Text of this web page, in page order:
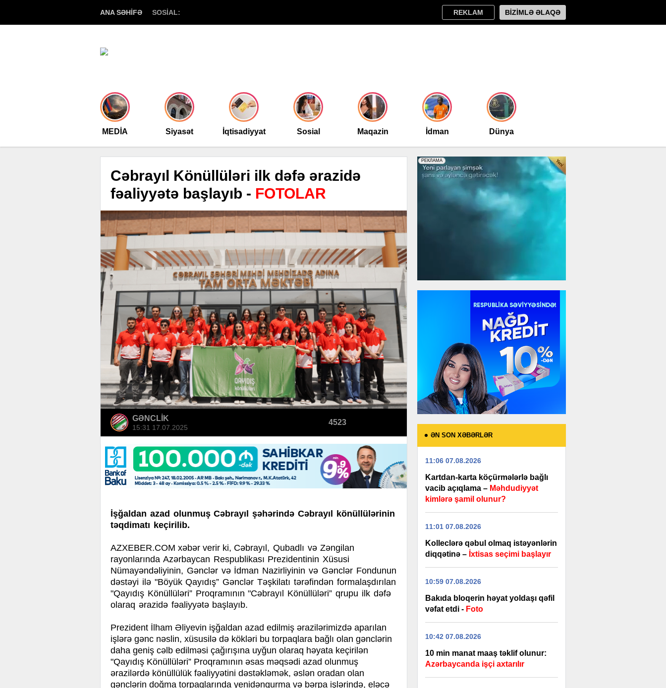
ANA SƏHİFƏ SOSİAL: REKLAM BİZİMLƏ ƏLAQƏ
MEDİA Siyasət İqtisadiyyat Sosial Maqazin İdman Dünya
Cəbrayıl Könüllüləri ilk dəfə ərazidə
fəaliyyətə başlayıb - FOTOLAR
GƏNCLİK
15:31 17.07.2025
4523
İşğaldan azad olunmuş Cəbrayıl şəhərində Cəbrayıl könüllülərinin
təqdimatı keçirilib.
AZXEBER.COM xəbər verir ki, Cəbrayıl, Qubadlı və Zəngilan
rayonlarında Azərbaycan Respublikası Prezidentinin Xüsusi
Nümayəndəliyinin, Gənclər və İdman Nazirliyinin və Gənclər Fondunun
dəstəyi ilə "Böyük Qayıdış” Gənclər Təşkilatı tərəfindən formalaşdırılan
"Qayıdış Könüllüləri” Proqramının "Cəbrayıl Könüllüləri” qrupu ilk dəfə
olaraq ərazidə fəaliyyətə başlayıb.
Prezident İlham Əliyevin işğaldan azad edilmiş ərazilərimizdə aparılan
işlərə gənc nəslin, xüsusilə də kökləri bu torpaqlara bağlı olan gənclərin
daha geniş cəlb edilməsi çağırışına uyğun olaraq həyata keçirilən
"Qayıdış Könüllüləri” Proqramının əsas məqsədi azad olunmuş
ərazilərdə könüllülük fəaliyyətini dəstəkləmək, əslən oradan olan
gənclərin doğma torpaqlarında yenidənqurma və bərpa işlərində, eləcə
ƏN SON XƏBƏRLƏR
11:06 07.08.2026
Kartdan-karta köçürmələrlə bağlı
vacib açıqlama – Məhdudiyyət
kimlərə şamil olunur?
11:01 07.08.2026
Kolleclərə qəbul olmaq istəyənlərin
diqqətinə – İxtisas seçimi başlayır
10:59 07.08.2026
Bakıda bloqerin həyat yoldaşı qəfil
vəfat etdi - Foto
10:42 07.08.2026
10 min manat maaş təklif olunur:
Azərbaycanda işçi axtarılır